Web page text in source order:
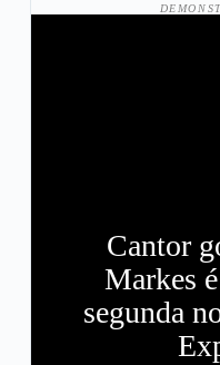
Cantor
Markes
segunda